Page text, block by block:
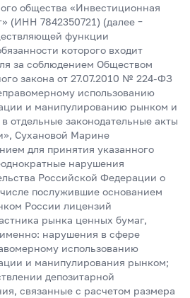
общества «Инвестиционная
(ИНН 7842350721) (далее –
функции
которого входит
за соблюдением Обществом
закона от 27.07.2010 № 224-ФЗ
использованию
и манипулированию рынком и
отдельные законодательные акты
Сухановой Марине
для принятия указанного
нарушения
Российской Федерации о
послужившие основанием
России лицензий
рынка ценных бумаг,
нарушения в сфере
использованию
и манипулирования рынком;
депозитарной
связанные с расчетом размера